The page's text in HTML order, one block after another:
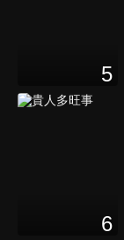
5
6